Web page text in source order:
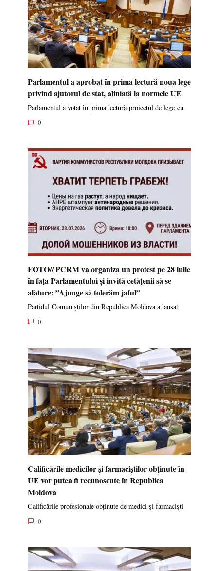
Parlamentul a aprobat în prima lectură noua lege
privind ajutorul de stat, aliniată la normele UE
Parlamentul a votat în prima lectură proiectul de lege cu
0
FOTO// PCRM va organiza un protest pe 28 iulie
în fața Parlamentului și invită cetățenii să se
alăture: ”Ajunge să tolerăm jaful”
Partidul Comuniștilor din Republica Moldova a lansat
0
Calificările medicilor și farmaciștilor obținute în
UE vor putea fi recunoscute în Republica
Moldova
Calificările profesionale obținute de medici și farmaciști
0